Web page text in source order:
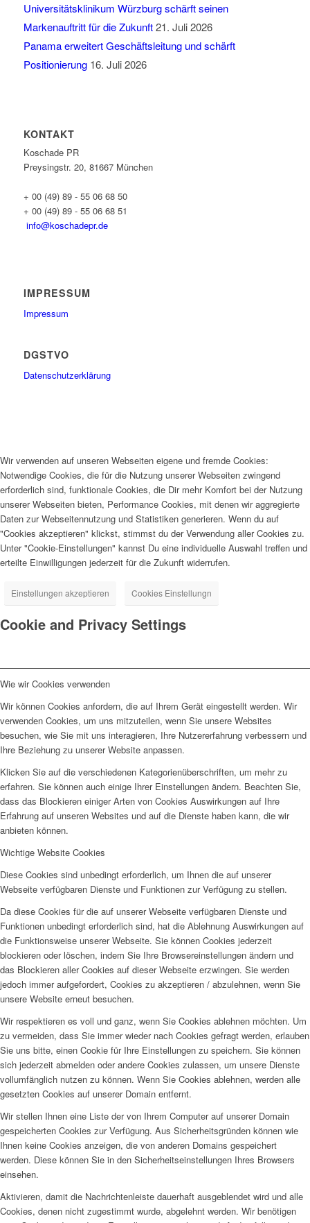
Universitätsklinikum Würzburg schärft seinen
Markenauftritt für die Zukunft 21. Juli 2026
Panama erweitert Geschäftsleitung und schärft
Positionierung 16. Juli 2026
KONTAKT
Koschade PR
Preysingstr. 20, 81667 München
+ 00 (49) 89 - 55 06 68 50
+ 00 (49) 89 - 55 06 68 51
info@koschadepr.de
IMPRESSUM
Impressum
DGSTVO
Datenschutzerklärung
Wir verwenden auf unseren Webseiten eigene und fremde Cookies:
Notwendige Cookies, die für die Nutzung unserer Webseiten zwingend
erforderlich sind, funktionale Cookies, die Dir mehr Komfort bei der Nutzung
unserer Webseiten bieten, Performance Cookies, mit denen wir aggregierte
Daten zur Webseitennutzung und Statistiken generieren. Wenn du auf
"Cookies akzeptieren" klickst, stimmst du der Verwendung aller Cookies zu.
Unter "Cookie-Einstellungen" kannst Du eine individuelle Auswahl treffen und
erteilte Einwilligungen jederzeit für die Zukunft widerrufen.
Einstellungen akzeptieren Cookies Einstellungn
Cookie and Privacy Settings
Wie wir Cookies verwenden
Wir können Cookies anfordern, die auf Ihrem Gerät eingestellt werden. Wir
verwenden Cookies, um uns mitzuteilen, wenn Sie unsere Websites
besuchen, wie Sie mit uns interagieren, Ihre Nutzererfahrung verbessern und
Ihre Beziehung zu unserer Website anpassen.
Klicken Sie auf die verschiedenen Kategorienüberschriften, um mehr zu
erfahren. Sie können auch einige Ihrer Einstellungen ändern. Beachten Sie,
dass das Blockieren einiger Arten von Cookies Auswirkungen auf Ihre
Erfahrung auf unseren Websites und auf die Dienste haben kann, die wir
anbieten können.
Wichtige Website Cookies
Diese Cookies sind unbedingt erforderlich, um Ihnen die auf unserer
Webseite verfügbaren Dienste und Funktionen zur Verfügung zu stellen.
Da diese Cookies für die auf unserer Webseite verfügbaren Dienste und
Funktionen unbedingt erforderlich sind, hat die Ablehnung Auswirkungen auf
die Funktionsweise unserer Webseite. Sie können Cookies jederzeit
blockieren oder löschen, indem Sie Ihre Browsereinstellungen ändern und
das Blockieren aller Cookies auf dieser Webseite erzwingen. Sie werden
jedoch immer aufgefordert, Cookies zu akzeptieren / abzulehnen, wenn Sie
unsere Website erneut besuchen.
Wir respektieren es voll und ganz, wenn Sie Cookies ablehnen möchten. Um
zu vermeiden, dass Sie immer wieder nach Cookies gefragt werden, erlauben
Sie uns bitte, einen Cookie für Ihre Einstellungen zu speichern. Sie können
sich jederzeit abmelden oder andere Cookies zulassen, um unsere Dienste
vollumfänglich nutzen zu können. Wenn Sie Cookies ablehnen, werden alle
gesetzten Cookies auf unserer Domain entfernt.
Wir stellen Ihnen eine Liste der von Ihrem Computer auf unserer Domain
gespeicherten Cookies zur Verfügung. Aus Sicherheitsgründen können wie
Ihnen keine Cookies anzeigen, die von anderen Domains gespeichert
werden. Diese können Sie in den Sicherheitseinstellungen Ihres Browsers
einsehen.
Aktivieren, damit die Nachrichtenleiste dauerhaft ausgeblendet wird und alle
Cookies, denen nicht zugestimmt wurde, abgelehnt werden. Wir benötigen